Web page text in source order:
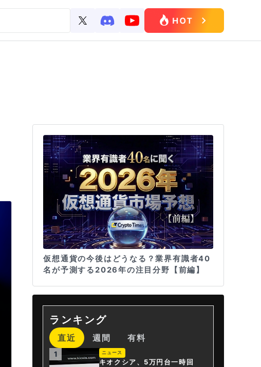
仮想通貨の今後はどうなる？業界有識者40
名が予測する2026年の注目分野【前編】
ランキング
直近 週間 有料
1 ニュース
キオクシア、5万円台一時回